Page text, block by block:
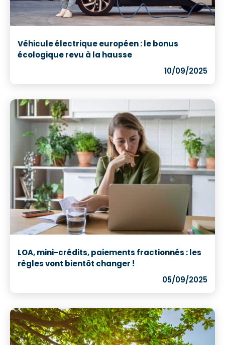
Véhicule électrique européen : le bonus
écologique revu à la hausse
10/09/2025
LOA, mini-crédits, paiements fractionnés : les
règles vont bientôt changer !
05/09/2025